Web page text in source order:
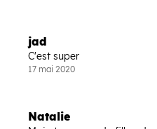
jad
C'est super
17 mai 2020
Natalie